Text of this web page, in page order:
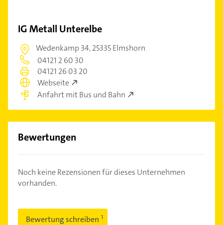
IG Metall Unterelbe
Wedenkamp 34,25335 Elmshorn
04121 2 60 30
04121 26 03 20
Webseite
Anfahrt mit Bus und Bahn
Bewertungen
Noch keine Rezensionen für dieses Unternehmen
vorhanden.
Bewertung schreiben